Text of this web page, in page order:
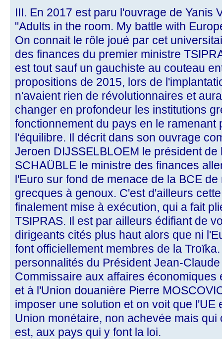
III. En 2017 est paru l'ouvrage de Yanis
"Adults in the room. My battle with
On connait le rôle joué par cet
des finances du premier ministre
est tout sauf un gauchiste au couteau
propositions de 2015, lors de
n'avaient rien de révolutionnaires et
changer en profondeur les institutions
fonctionnement du pays en le ramenant
l'équilibre. Il décrit dans son ouvrage
Jeroen DIJSSELBLOEM le président
SCHAÜBLE le ministre des finances
l'Euro sur fond de menace de la BCE
grecques à genoux. C'est d'ailleurs
finalement mise à exécution, qui a fait
TSIPRAS. Il est par ailleurs édifiant de
dirigeants cités plus haut alors que ni
font officiellement membres de la
personnalités du Président Jean-
Commissaire aux affaires économiques
et à l'Union douanière Pierre
imposer une solution et on voit que l'UE
Union monétaire, non achevée mais
est, aux pays qui y font la loi.